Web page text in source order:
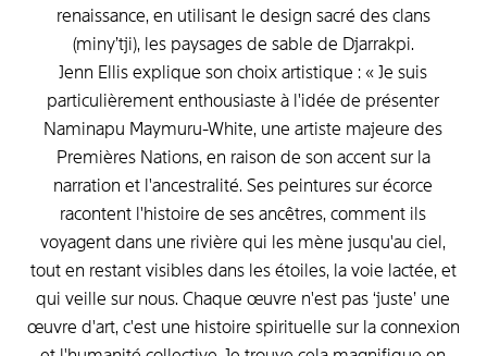
renaissance,en utilisant le design sacré desclans
(miny’tji), les paysagesde sable de Djarrakpi.
Jenn Ellis explique son choix artistique : « Je suis
particulièrement enthousiaste à l'idée de présenter
Naminapu Maymuru-White, une artiste majeure des
Premières Nations,en raison de son accentsur la
narration et l'ancestralité. Ses peintures sur écorce
racontent l'histoire de ses ancêtres, comment ils
voyagent dans une rivière qui les mène jusqu'au ciel,
touten restantvisiblesdans lesétoiles, lavoie lactée,et
qui veille sur nous. Chaque œuvre n'est pas ‘juste’ une
œuvre d'art,c'est une histoire spirituelle sur laconnexion